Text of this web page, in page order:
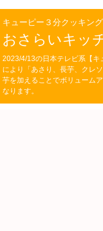
キューピー３分クッキン
おさらいキッ
2023/4/13の日本テレビ系【キ
により「あさり、長芋、クレ
芋を加えることでボリューム
なります。